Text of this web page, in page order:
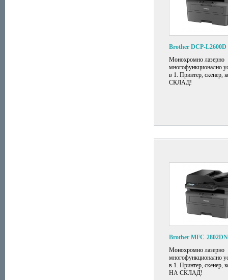
Brother DCP-L2600D
Монохромно лазерно
многофункционално
в 1. Принтер, скенер,
СКЛАД!
Brother MFC-2802DN
Монохромно лазерно
многофункционално
в 1. Принтер, скенер,
НА СКЛАД!